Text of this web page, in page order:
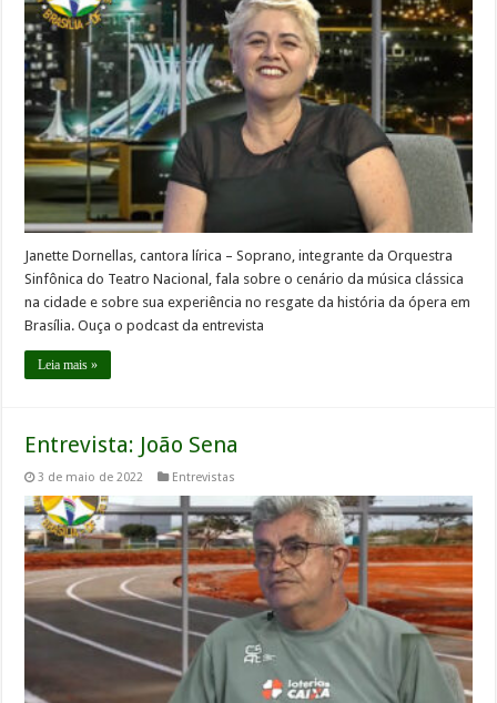
Janette Dornellas, cantora lírica – Soprano, integrante da Orquestra
Sinfônica do Teatro Nacional, fala sobre o cenário da música clássica
na cidade e sobre sua experiência no resgate da história da ópera em
Brasília. Ouça o podcast da entrevista
Leia mais »
Entrevista: João Sena
3 de maio de 2022 Entrevistas